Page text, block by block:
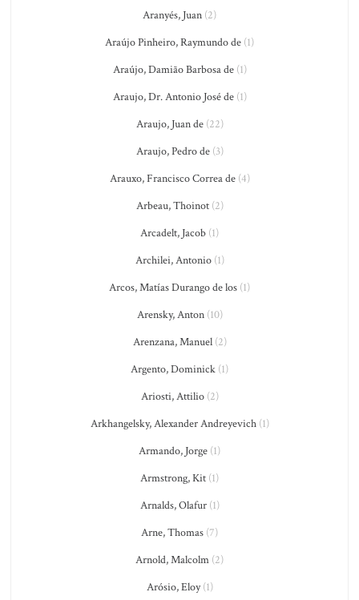
Aranyés, Juan (2)
Araújo Pinheiro, Raymundo de (1)
Araújo, Damião Barbosa de(1)
Araujo, Dr. Antonio José de(1)
Araujo, Juan de(22)
Araujo, Pedro de(3)
Arauxo, Francisco Correa de(4)
Arbeau, Thoinot(2)
Arcadelt, Jacob (1)
Archilei, Antonio(1)
Arcos, Matías Durango de los (1)
Arensky, Anton(10)
Arenzana, Manuel(2)
Argento, Dominick (1)
Ariosti, Attilio(2)
Arkhangelsky, Alexander Andreyevich(1)
Armando, Jorge (1)
Armstrong, Kit (1)
Arnalds, Olafur(1)
Arne, Thomas (7)
Arnold, Malcolm (2)
Arósio, Eloy(1)